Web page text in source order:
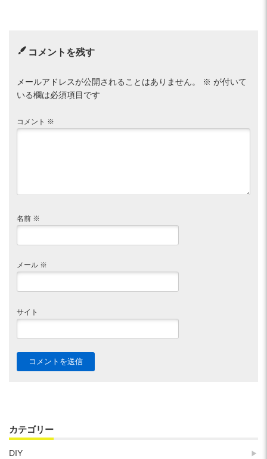
コメントを残す
メールアドレスが公開されることはありません。 ※ が付いて
いる欄は必須項目です
コメント ※
名前 ※
メール ※
サイト
カテゴリー
DIY